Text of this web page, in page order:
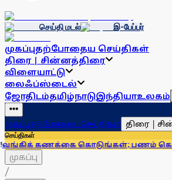
செய்தி மடல் இ-பேப்பர்
முகப்புதற்போதைய செய்திகள்
திரை | சின்னத்திரை
விளையாட்டு
லைஃப்ஸ்டைல்
ஜோதிடம்தமிழ்நாடுஇந்தியாஉலகம்
முகப்புதற்போதைய செய்திகள் திரை |
செய்திகள்
கொடுங்கள்; பணம்
முகப்பு
/